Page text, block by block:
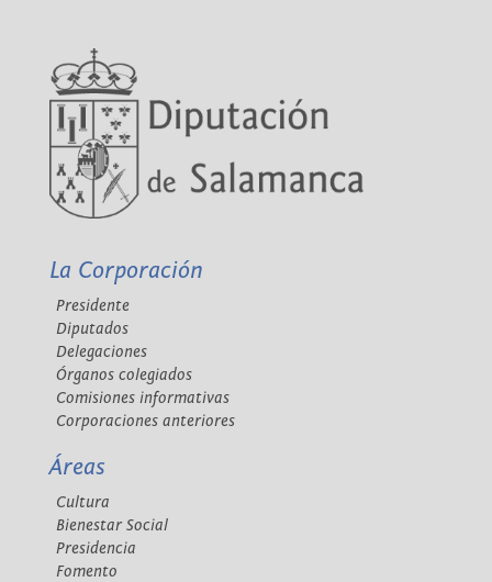
La Corporación
Presidente
Diputados
Delegaciones
Órganos colegiados
Comisiones informativas
Corporaciones anteriores
Áreas
Cultura
Bienestar Social
Presidencia
Fomento